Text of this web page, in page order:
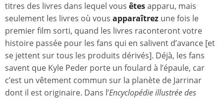
titres des livres dans lequel vous êtesapparu, mais
seulement les livres où vous apparaîtrez une fois le
premier film sorti, quand les livres raconteront votre
histoire passée pour les fans qui en salivent d’avance [et
se jettent sur tous les produits dérivés]. Déjà, les fans
savent que Kyle Peder porte un foulard à l’épaule, car
c’est un vêtement commun sur la planète de Jarrinar
dont il est originaire. Dans l’Encyclopédie illustrée des